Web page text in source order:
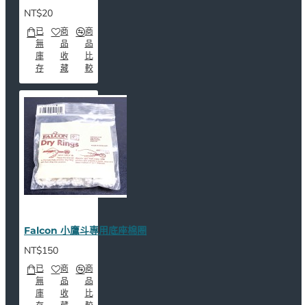
NT$20
已
無
庫
存
商
品
收
藏
商
品
比
較
Falcon 小鷹斗專用底座棉圈
NT$150
已
無
庫
商
品
收
商
品
比